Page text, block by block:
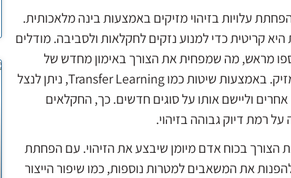
עלויות בזיהוי מזיקים באמצעות בינה מלאכותית.
קריטית כדי למנוע נזקים לחקלאות ולסביבה. מודלים
מראש, מה שמפחית את הצורך באימון מחדש של
המערכת בכל פעם שמופיע סוג חדש של מזיק. באמצעות שיטות כמו Transfer Learning, ניתן לנצל
וליישם אותו על סוגים חדשים. כך, החקלאים
רמת דיוק גבוהה בזיהוי.
הצורך בכוח אדם מיומן שיבצע את הזיהוי. עם הפחתת
את המשאבים למטרות נוספות, כמו שיפור הייצור